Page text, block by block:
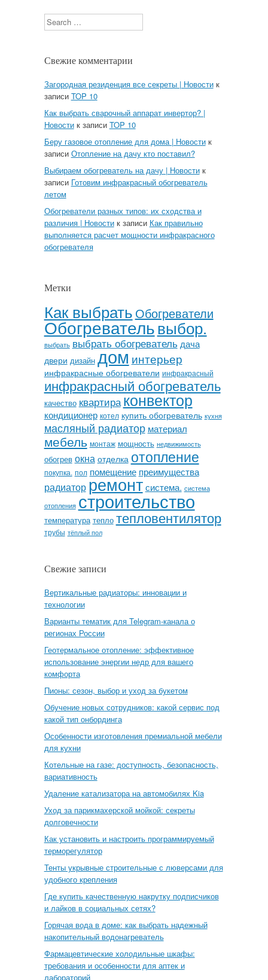
Search
Свежие комментарии
Загородная резиденция все секреты | Новостик
записи TOP 10
Как выбрать сварочный аппарат инвертор? |
Новостик записи TOP 10
Беру газовое отопление для дома | Новостик
записи Отопление на дачу кто поставил?
Выбираем обогреватель на дачу | Новостик
записи Готовим инфракрасный обогреватель
летом
Обогреватели разных типов: их сходства и
различия | Новостик записи Как правильно
выполняется расчет мощности инфракрасного
обогревателя
Метки
Как выбрать Обогреватели
Обогревательвыбор.
выбрать выбрать обогреватель дача
двери дизайн дом интерьер
инфракрасные обогреватели инфракрасный
инфракрасный обогреватель
качество квартираконвектор
кондиционер котел купить обогреватель кухня
масляный радиатор материал
мебель монтаж мощность недвижимость
обогрев окна отделка отопление
покупка. пол помещение преимущества
радиатор ремонт система. система
отопления строительство
температура тепло тепловентилятор
трубы тёплый пол
Свежие записи
Вертикальные радиаторы: инновации и
технологии
Варианты тематик для Telegram-канала о
регионах России
Геотермальное отопление: эффективное
использование энергии недр для вашего
комфорта
Пионы: сезон, выбор и уход за букетом
Обучение новых сотрудников: какой сервис под
какой тип онбординга
Особенности изготовления премиальной мебели
для кухни
Котельные на газе: доступность, безопасность,
вариативность
Удаление катализатора на автомобилях Kia
Уход за парикмахерской мойкой: секреты
долговечности
Как установить и настроить программируемый
терморегулятор
Тенты укрывные строительные с люверсами для
удобного крепления
Где купить качественную накрутку подписчиков
и лайков в социальных сетях?
Горячая вода в доме: как выбрать надежный
накопительный водонагреватель
Фармацевтические холодильные шкафы:
требования и особенности для аптек и
лабораторий